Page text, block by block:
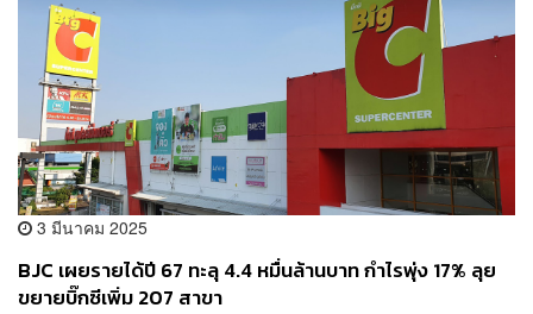
3 มีนาคม 2025
BJC เผยรายได้ปี 67 ทะลุ 4.4 หมื่นล้านบาท กำไรพุ่ง 17% ลุย
ขยายบิ๊กซีเพิ่ม 207 สาขา